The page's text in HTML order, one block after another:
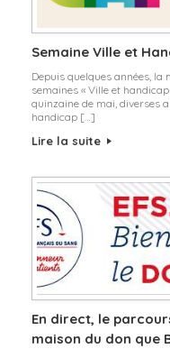
Semaine Ville et
Depuis quelques années,
semaines « Ville et
quinzaine de mai, diverses
handicap […]
Lire la suite
En direct, le
maison du don que